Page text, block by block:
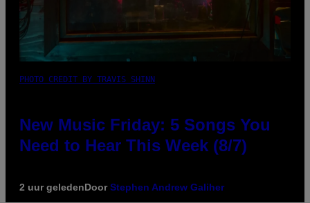
PHOTO CREDIT BY TRAVIS SHINN
New Music Friday: 5 Songs You
Need to Hear This Week (8/7)
2 uur geledenDoorStephen Andrew Galiher